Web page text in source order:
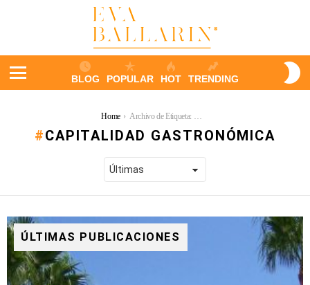
BLOG POPULAR HOT TRENDING
Home Archivo de Etiqueta: Capitalidad Gastronómica
CAPITALIDAD GASTRONÓMICA
ÚLTIMAS PUBLICACIONES